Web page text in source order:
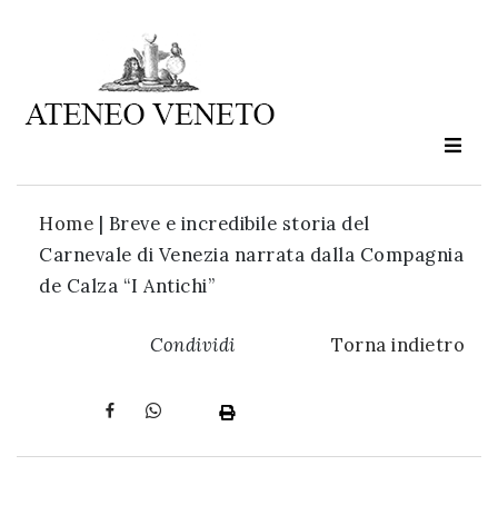
Home | Breve e incredibile storia del
Carnevale di Venezia narrata dalla Compagnia
de Calza “I Antichi”
Condividi Torna indietro
Ateneo
è
cultura
movimento
newsletter: